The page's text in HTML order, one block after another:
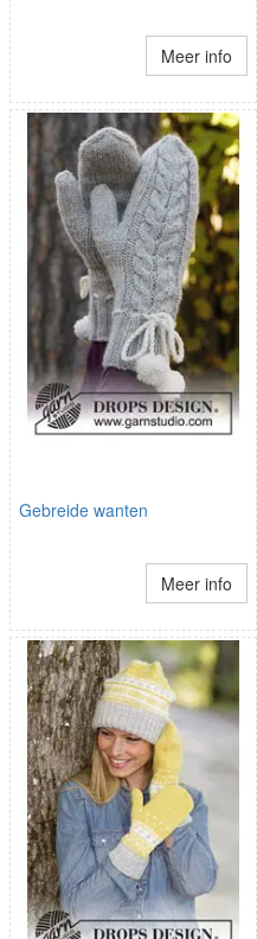
Meer info
Gebreide wanten
Meer info